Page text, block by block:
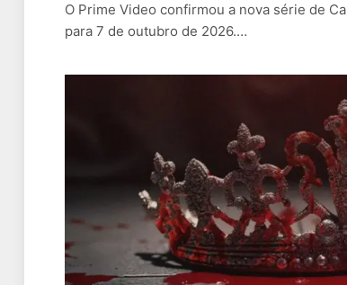
O Prime Video confirmou a nova série de
para 7 de outubro de 2026.…